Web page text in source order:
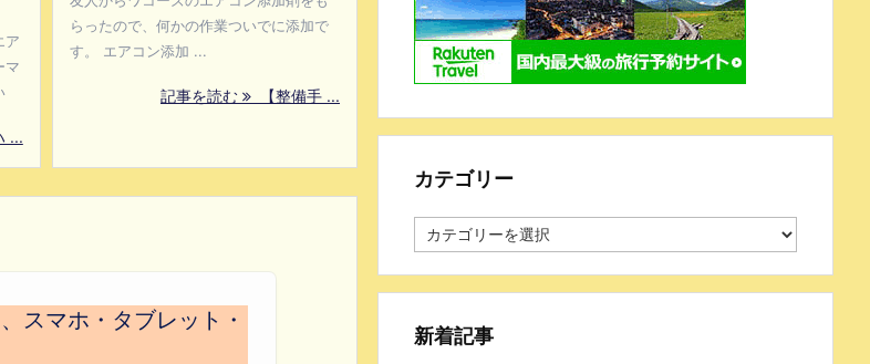
ア
マ
...
らったので、何かの作業ついでに添加で
す。 エアコン添加 ...
記事を読む 【整備手 ...
スマホ・タブレット・
カテゴリー
新着記事